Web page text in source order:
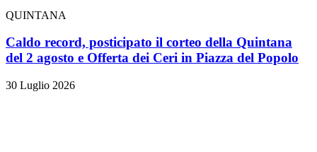
QUINTANA
Caldo record, posticipato il corteo della Quintana
del 2 agosto e Offerta dei Ceri in Piazza del Popolo
30 Luglio 2026